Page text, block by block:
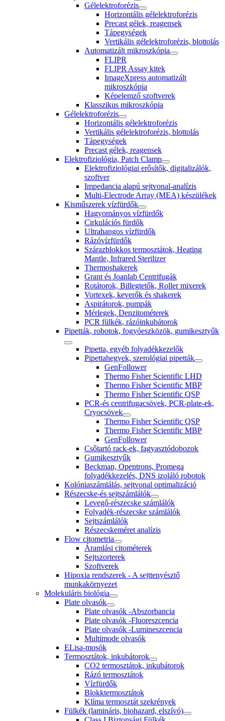
Gélelektroforézis
Horizontális gélelektroforézis
Precast gélek, reagensek
Tápegységek
Vertikális gélelektroforézis, blottolás
Automatizált mikroszkópia
FLIPR
FLIPR Assay kitek
ImageXpress automatizált
mikroszkópia
Képelemző szoftverek
Klasszikus mikroszkópia
Gélelektroforézis
Horizontális gélelektroforézis
Vertikális gélelektroforézis, blottolás
Tápegységek
Precast gélek, reagensek
Elektrofiziológia, Patch Clamp
Elektrofiziológiai erősítők, digitalizálók,
szoftver
Impedancia alapú sejtvonal-analízis
Multi-Electrode Array (MEA) készülékek
Kisműszerek vízfürdők
Hagyományos vízfürdők
Cirkulációs fürdők
Ultrahangos vízfürdők
Rázóvízfürdők
Szárazblokkos termosztátok, Heating
Mantle, Infrared Sterilizer
Thermoshakerek
Grant és Joanlab Centrifugák
Rotátorok, Billegtetők, Roller mixerek
Vortexek, keverők és shakerek
Aspirátorok, pumpák
Mérlegek, Denzitométerek
PCR fülkék, rázóinkubátorok
Pipetták, robotok, fogyóeszközök, gumikesztyűk
Pipetta, egyéb folyadékkezelők
Pipettahegyek, szerológiai pipetták
GenFollower
Thermo Fisher Scientific LHD
Thermo Fisher Scientific MBP
Thermo Fisher Scientific QSP
PCR-és centrifugacsövek, PCR-plate-ek,
Cryocsövek
Thermo Fisher Scientific QSP
Thermo Fisher Scientific MBP
GenFollower
Csőtartó rack-ek, fagyasztódobozok
Gumikesztyűk
Beckman, Opentrons, Promega
folyadékkezelés, DNS izoláló robotok
Kolóniaszámlálás, sejtvonal optimalizáció
Részecske-és sejtszámlálók
Levegő-részecske számlálók
Folyadék-részecske számlálók
Sejtszámlálók
Részecskeméret analízis
Flow citometria
Áramlási citométerek
Sejtszorterek
Szoftverek
Hipoxia rendszerek - A sejttenyésztő
munkakörnyezet
Molekuláris biológia
Plate olvasók
Plate olvasók -Abszorbancia
Plate olvasók -Fluoreszcencia
Plate olvasók -Lumineszcencia
Multimode olvasók
ELisa-mosók
Termosztátok, inkubátorok
CO2 termosztátok, inkubátorok
Rázó termosztátok
Vízfürdők
Blokktermosztátok
Klíma termosztát szekrények
Fülkék (lamináris, biohazard, elszívó)